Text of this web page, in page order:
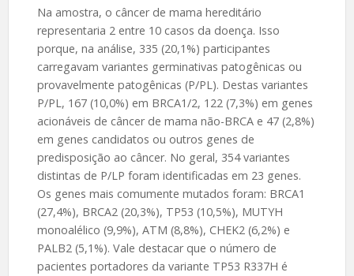
Na amostra, o câncer de mama hereditário
representaria 2 entre 10 casos da doença. Isso
porque, na análise, 335 (20,1%) participantes
carregavam variantes germinativas patogênicas ou
provavelmente patogênicas (P/PL). Destas variantes
P/PL, 167 (10,0%) em BRCA1/2, 122 (7,3%) em genes
acionáveis de câncer de mama não-BRCA e 47 (2,8%)
em genes candidatos ou outros genes de
predisposição ao câncer. No geral, 354 variantes
distintas de P/LP foram identificadas em 23 genes.
Os genes mais comumente mutados foram: BRCA1
(27,4%), BRCA2 (20,3%), TP53 (10,5%), MUTYH
monoalélico (9,9%), ATM (8,8%), CHEK2 (6,2%) e
PALB2 (5,1%). Vale destacar que o número de
pacientes portadores da variante TP53 R337H é